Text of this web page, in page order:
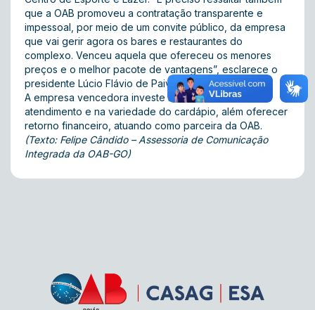
que a OAB promoveu a contratação transparente e
impessoal, por meio de um convite público, da empresa
que vai gerir agora os bares e restaurantes do
complexo. Venceu aquela que ofereceu os menores
preços e o melhor pacote de vantagens”, esclarece o
presidente Lúcio Flávio de Paiva.
A empresa vencedora investe na melhoria do
atendimento e na variedade do cardápio, além oferecer
retorno financeiro, atuando como parceira da OAB.
(Texto: Felipe Cândido – Assessoria de Comunicação
Integrada da OAB-GO)